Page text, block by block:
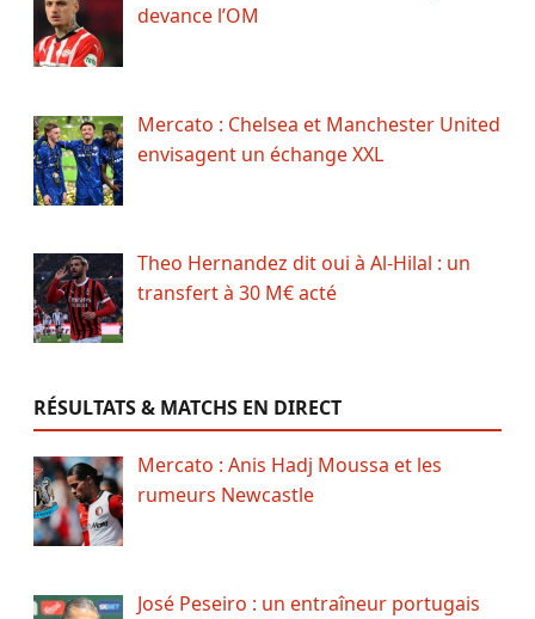
devance l’OM
Mercato : Chelsea et Manchester United
envisagent un échange XXL
Theo Hernandez dit oui à Al-Hilal : un
transfert à 30 M€ acté
RÉSULTATS & MATCHS EN DIRECT
Mercato : Anis Hadj Moussa et les
rumeurs Newcastle
José Peseiro : un entraîneur portugais